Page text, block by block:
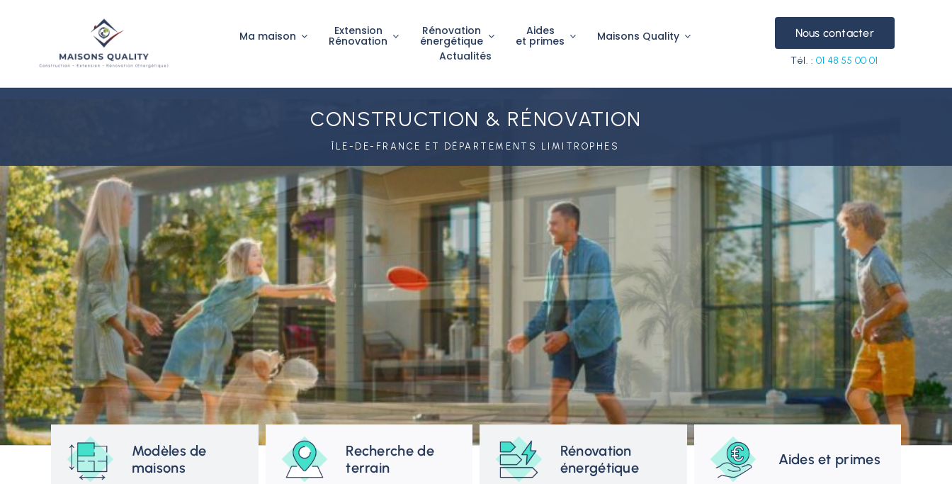
Ma maison Extension
Rénovation
Rénovation
énergétique
Aides
et primes
Maisons Quality
Actualités
Nous contacter
Tél. : 01 48 55 00 01
CONSTRUCTION & RÉNOVATION
ÎLE-DE-FRANCE ET DÉPARTEMENTS LIMITROPHES
Modèles de
maisons
Recherche de
terrain
Rénovation
énergétique
Aides et primes